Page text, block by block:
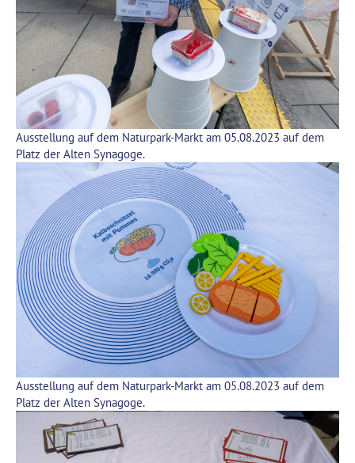
Ausstellung auf dem Naturpark-Markt am 05.08.2023 auf dem
Platz der Alten Synagoge.
Ausstellung auf dem Naturpark-Markt am 05.08.2023 auf dem
Platz der Alten Synagoge.